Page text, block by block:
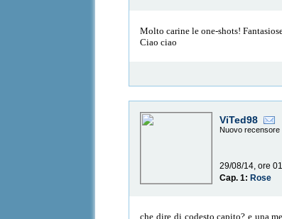
Molto carine le one-shots!
Ciao ciao
ViTed98
Nuovo recensore
29/08/14, ore
Cap. 1: Rose
che dire di codesto capito? e una